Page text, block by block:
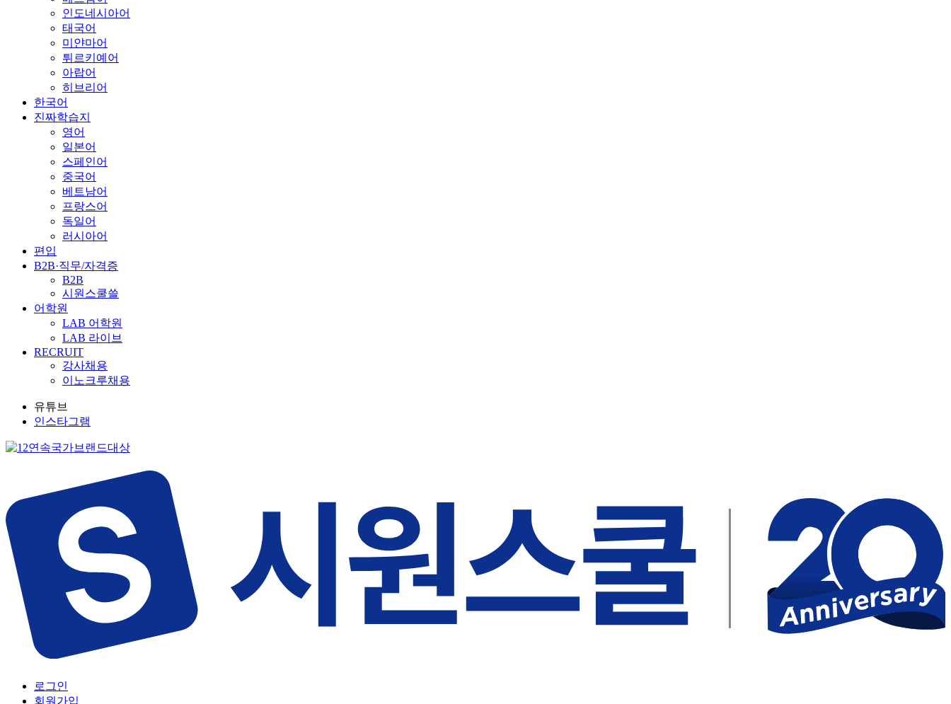
인도네시아어
태국어
미얀마어
튀르키예어
아랍어
히브리어
한국어
진짜학습지
영어
일본어
스페인어
중국어
베트남어
프랑스어
독일어
러시아어
편입
B2B·직무/자격증
B2B
시원스쿨쓸
어학원
LAB 어학원
LAB 라이브
RECRUIT
강사채용
이노크루채용
유튜브
인스타그램
로그인
회원가입